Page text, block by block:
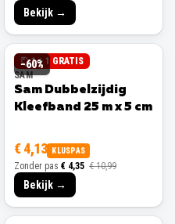
Bekijk →
−60%
1 + 1 GRATIS
SAM
Sam Dubbelzijdig
Kleefband 25 m x 5 cm
€ 4,13 KLUSPAS
Zonder pas € 4,35 € 10,99
Bekijk →